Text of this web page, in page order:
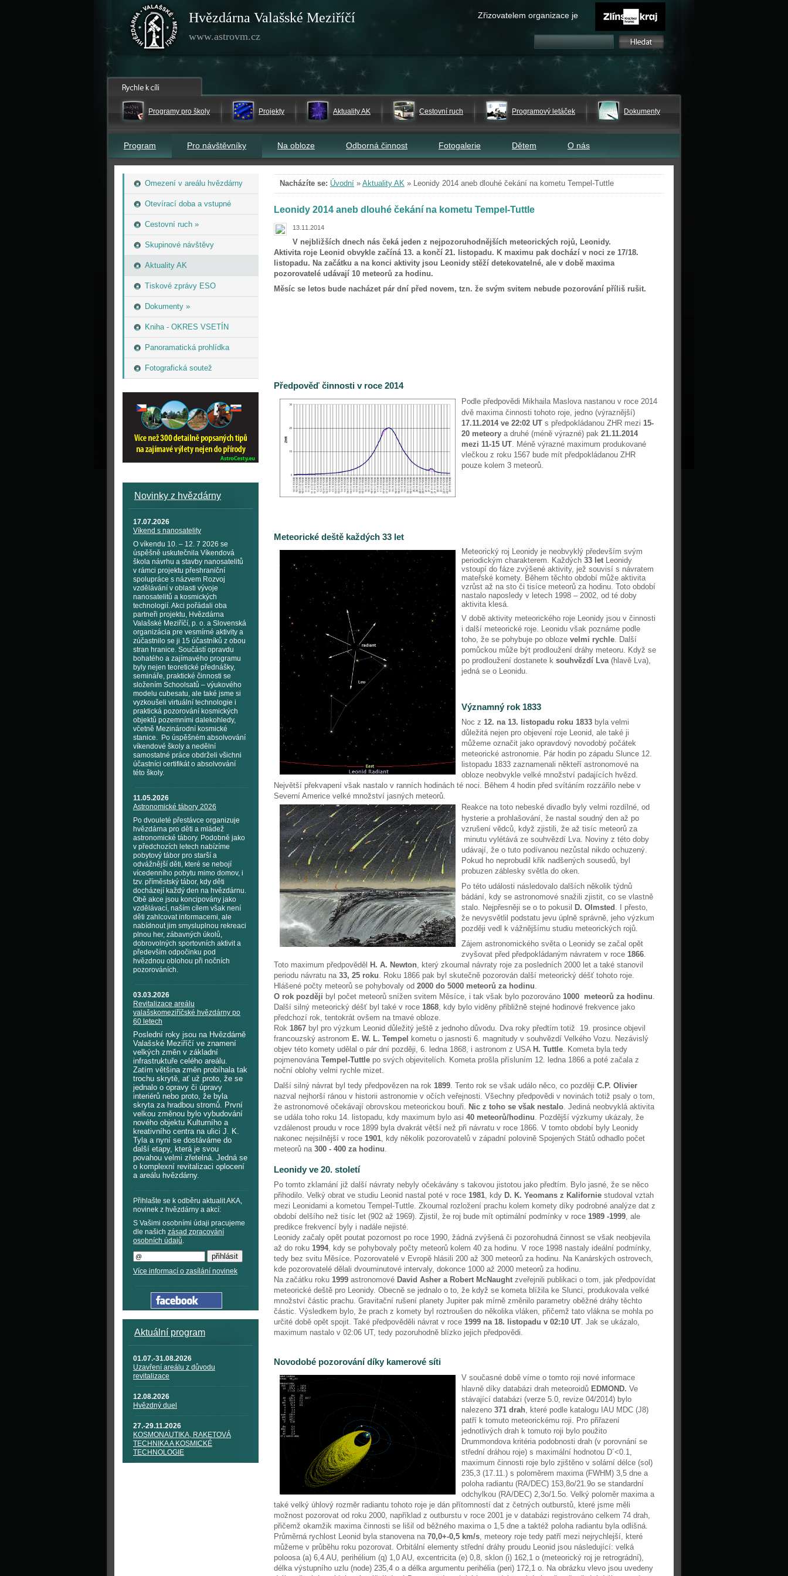
Hvězdárna Valašské Meziříčí
www.astrovm.cz
Zřizovatelem organizace je
Programy pro školy Projekty Aktuality AK Cestovní ruch Programový letáček Dokumenty
Program Pro návštěvníky Na obloze Odborná činnost Fotogalerie Dětem O nás
Omezení v areálu hvězdárny
Otevírací doba a vstupné
Cestovní ruch »
Skupinové návštěvy
Aktuality AK
Tiskové zprávy ESO
Dokumenty »
Kniha - OKRES VSETÍN
Panoramatická prohlídka
Fotografická soutež
Novinky z hvězdárny
17.07.2026
Víkend s nanosatelity
O víkendu 10. – 12. 7 2026 se
úspěšně uskutečnila Víkendová
škola návrhu a stavby nanosatelitů
v rámci projektu přeshraniční
spolupráce s názvem Rozvoj
vzdělávání v oblasti vývoje
nanosatelitů a kosmických
technologií. Akci pořádali oba
partneři projektu, Hvězdárna
Valašské Meziříčí, p. o. a Slovenská
organizácia pre vesmírné aktivity a
zúčastnilo se ji 15 účastníků z obou
stran hranice. Součástí opravdu
bohatého a zajímavého programu
byly nejen teoretické přednášky,
semináře, praktické činnosti se
složením Schoolsatů – výukového
modelu cubesatu, ale také jsme si
vyzkoušeli virtuální technologie i
praktická pozorování kosmických
objektů pozemními dalekohledy,
včetně Mezinárodní kosmické
stanice. Po úspěšném absolvování
víkendové školy a nedělní
samostatné práce obdrželi všichni
účastníci certifikát o absolvování
této školy.
11.05.2026
Astronomické tábory 2026
Po dvouleté přestávce organizuje
hvězdárna pro děti a mládež
astronomické tábory. Podobně jako
v předchozích letech nabízíme
pobytový tábor pro starší a
odvážnější děti, které se nebojí
vícedenního pobytu mimo domov, i
tzv. příměstský tábor, kdy děti
docházejí každý den na hvězdárnu.
Obě akce jsou koncipovány jako
vzdělávací, naším cílem však není
děti zahlcovat informacemi, ale
nabídnout jim smysluplnou rekreaci
plnou her, zábavných úkolů,
dobrovolných sportovních aktivit a
především odpočinku pod
hvězdnou oblohou při nočních
pozorováních.
03.03.2026
Revitalizace areálu
valašskomeziříčské hvězdárny po
60 letech
Poslední roky jsou na Hvězdárně
Valašské Meziříčí ve znamení
velkých změn v základní
infrastruktuře celého areálu.
Zatím většina změn probíhala tak
trochu skrytě, ať už proto, že se
jednalo o opravy či úpravy
interiérů nebo proto, že byla
skryta za hradbou stromů. První
velkou změnou bylo vybudování
nového objektu Kulturního a
kreativního centra na ulici J. K.
Tyla a nyní se dostáváme do
další etapy, která je svou
povahou velmi zřetelná. Jedná se
o komplexní revitalizaci oplocení
a areálu hvězdárny.
Přihlašte se k odběru aktualit AKA,
novinek z hvězdárny a akcí:
S Vašimi osobními údaji pracujeme
dle našich zásad zpracování
osobních údajů.
Více informací o zasílání novinek
Aktuální program
01.07.-31.08.2026
Uzavření areálu z důvodu
revitalizace
12.08.2026
Hvězdný duel
27.-29.11.2026
KOSMONAUTIKA, RAKETOVÁ
TECHNIKA A KOSMICKÉ
TECHNOLOGIE
Nacházíte se: Úvodní » Aktuality AK » Leonidy 2014 aneb dlouhé čekání na kometu Tempel-Tuttle
Leonidy 2014 aneb dlouhé čekání na kometu Tempel-Tuttle
13.11.2014
V nejbližších dnech nás čeká jeden z nejpozoruhodnějších meteorických rojů, Leonidy.
Aktivita roje Leonid obvykle začíná 13. a končí 21. listopadu. K maximu pak dochází v noci ze 17/18.
listopadu. Na začátku a na konci aktivity jsou Leonidy stěží detekovatelné, ale v době maxima
pozorovatelé udávají 10 meteorů za hodinu.
Měsíc se letos bude nacházet pár dní před novem, tzn. že svým svitem nebude pozorování příliš rušit.
Předpověď činnosti v roce 2014
Podle předpovědi Mikhaila Maslova nastanou v roce 2014
dvě maxima činnosti tohoto roje, jedno (výraznější)
17.11.2014 ve 22:02 UT s předpokládanou ZHR mezi 15-
20 meteory a druhé (méně výrazné) pak 21.11.2014
mezi 11-15 UT. Méně výrazné maximum produkované
vlečkou z roku 1567 bude mít předpokládanou ZHR
pouze kolem 3 meteorů.
Meteorické deště každých 33 let
Meteorický roj Leonidy je neobvyklý především svým
periodickým charakterem. Každých 33 let Leonidy
vstoupí do fáze zvýšené aktivity, jež souvisí s návratem
mateřské komety. Během těchto období může aktivita
vzrůst až na sto či tisíce meteorů za hodinu. Toto období
nastalo naposledy v letech 1998 – 2002, od té doby
aktivita klesá.
V době aktivity meteorického roje Leonidy jsou v činnosti
i další meteorické roje. Leonidu však poznáme podle
toho, že se pohybuje po obloze velmi rychle. Další
pomůckou může být prodloužení dráhy meteoru. Když se
po prodloužení dostanete k souhvězdí Lva (hlavě Lva),
jedná se o Leonidu.
Významný rok 1833
Noc z 12. na 13. listopadu roku 1833 byla velmi
důležitá nejen pro objevení roje Leonid, ale také ji
můžeme označit jako opravdový novodobý počátek
meteorické astronomie. Pár hodin po západu Slunce 12.
listopadu 1833 zaznamenali někteří astronomové na
obloze neobvykle velké množství padajících hvězd.
Největší překvapení však nastalo v ranních hodinách té noci. Během 4 hodin před svítáním rozzářilo nebe v
Severní Americe velké množství jasných meteorů.
Reakce na toto nebeské divadlo byly velmi rozdílné, od
hysterie a prohlašování, že nastal soudný den až po
vzrušení vědců, když zjistili, že až tisíc meteorů za
minutu vylétává ze souhvězdí Lva. Noviny z této doby
udávají, že o tuto podívanou nezůstal nikdo ochuzený.
Pokud ho neprobudil křik nadšených sousedů, byl
probuzen záblesky světla do oken.
Po této události následovalo dalších několik týdnů
bádání, kdy se astronomové snažili zjistit, co se vlastně
stalo. Nejpřesněji se o to pokusil
D. Olmsted . I přesto,
že nevysvětlil podstatu jevu úplně správně, jeho výzkum
později vedl k vážnějšímu studiu meteorických rojů.
Zájem astronomického světa o Leonidy se začal opět
zvyšovat před předpokládaným návratem v roce 1866.
Toto maximum předpověděl H. A. Newton, který zkoumal návraty roje za posledních 2000 let a také stanovil
periodu návratu na 33, 25 roku. Roku 1866 pak byl skutečně pozorován další meteorický déšť tohoto roje.
Hlášené počty meteorů se pohybovaly od 2000 do 5000 meteorů za hodinu.
O rok později byl počet meteorů snížen svitem Měsíce, i tak však bylo pozorováno 1000 meteorů za hodinu.
Další silný meteorický déšť byl také v roce 1868, kdy bylo viděny přibližně stejné hodinové frekvence jako
předchozí rok, tentokrát ovšem na tmavé obloze.
Rok 1867 byl pro výzkum Leonid důležitý ještě z jednoho důvodu. Dva roky předtím totiž 19. prosince objevil
francouzský astronom E. W. L. Tempel
kometu o jasnosti 6. magnitudy v souhvězdí Velkého Vozu. Nezávislý
objev této komety udělal o pár dní později, 6. ledna 1868, i astronom z USA H. Tuttle. Kometa byla tedy
pojmenována Tempel-Tuttle po svých objevitelích. Kometa prošla přísluním 12. ledna 1866 a poté začala z
noční oblohy velmi rychle mizet.
Další silný návrat byl tedy předpovězen na rok 1899. Tento rok se však událo něco, co později C.P. Olivier
nazval nejhorší ránou v historii astronomie v očích veřejnosti. Všechny předpovědi v novinách totiž psaly o tom,
že astronomové očekávají obrovskou meteorickou bouři. Nic z toho se však nestalo. Jediná neobvyklá aktivita
se udála toho roku 14. listopadu, kdy maximum bylo asi 40 meteorů/hodinu. Pozdější výzkumy ukázaly, že
vzdálenost proudu v roce 1899 byla dvakrát větší než při návratu v roce 1866. V tomto období byly Leonidy
nakonec nejsilnější v roce 1901, kdy několik pozorovatelů v západní polovině Spojených Států odhadlo počet
meteorů na 300 - 400 za hodinu.
Leonidy ve 20. století
Po tomto zklamání již další návraty nebyly očekávány s takovou jistotou jako předtím. Bylo jasné, že se něco
přihodilo. Velký obrat ve studiu Leonid nastal poté v roce 1981, kdy D. K. Yeomans z Kalifornie studoval vztah
mezi Leonidami a kometou Tempel-Tuttle. Zkoumal rozložení prachu kolem komety díky podrobné analýze dat z
období delšího než tisíc let (902 až 1969). Zjistil, že roj bude mít optimální podmínky v roce 1989 -1999, ale
predikce frekvencí byly i nadále nejisté.
Leonidy začaly opět poutat pozornost po roce 1990, žádná zvýšená či pozorohudná činnost se však neobjevila
až do roku 1994, kdy se pohybovaly počty meteorů kolem 40 za hodinu. V roce 1998 nastaly ideální podmínky,
tedy bez svitu Měsíce. Pozorovatelé v Evropě hlásili 200 až 300 meteorů za hodinu. Na Kanárských ostrovech,
kde pozorovatelé dělali dvouminutové intervaly, dokonce 1000 až 2000 meteorů za hodinu.
Na začátku roku 1999 astronomové David Asher a Robert McNaught zveřejnili publikaci o tom, jak předpovídat
meteorické deště pro Leonidy. Obecně se jednalo o to, že když se kometa blížila ke Slunci, produkovala velké
množství částic prachu. Gravitační rušení planety Jupiter pak mírně změnilo parametry oběžné dráhy těchto
částic. Výsledkem bylo, že prach z komety byl roztroušen do několika vláken, přičemž tato vlákna se mohla po
určité době opět spojit. Také předpověděli návrat v roce 1999 na 18. listopadu v 02:10 UT. Jak se ukázalo,
maximum nastalo v 02:06 UT, tedy pozoruhodně blízko jejich předpovědi.
Novodobé pozorování díky kamerové síti
V současné době víme o tomto roji nové informace
hlavně díky databázi drah meteoroidů EDMOND. Ve
stávající databázi (verze 5.0, revize 04/2014) bylo
nalezeno 371 drah, které podle katalogu IAU MDC (J8)
patří k tomuto meteorickému roji. Pro přiřazení
jednotlivých drah k tomuto roji bylo použito
Drummondova kritéria podobnosti drah (v porovnání se
střední dráhou roje) s maximální hodnotou D´<0.1,
maximum činnosti roje bylo zjištěno v solární délce (sol)
235,3 (17.11.) s poloměrem maxima (FWHM) 3,5 dne a
poloha radiantu (RA/DEC) 153,8o/21.9o se standardní
odchylkou (RA/DEC) 2,3o/1.5o. Velký poloměr maxima a
také velký úhlový rozměr radiantu tohoto roje je dán přítomností dat z četných outburstů, které jsme měli
možnost pozorovat od roku 2000, například z outburstu v roce 2001 je v databázi registrováno celkem 74 drah,
přičemž okamžik maxima činnosti se lišil od běžného maxima o 1,5 dne a taktéž poloha radiantu byla odlišná.
Průměrná rychlost Leonid byla stanovena na 70,0+-0,5 km/s, meteory roje tedy patří mezi nejrychlejší, které
můžeme v průběhu roku pozorovat. Orbitální elementy střední dráhy proudu Leonid jsou následující: velká
poloosa (a) 6,4 AU, perihélium (q) 1,0 AU, excentricita (e) 0,8, sklon (i) 162,1 o (meteorický roj je retrográdní),
délka výstupního uzlu (node) 235,4 o a délka argumentu perihélia (peri) 172,1 o. Na obrázku vlevo jsou uvedeny